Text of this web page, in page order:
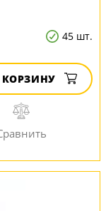
45 шт.
КОРЗИНУ